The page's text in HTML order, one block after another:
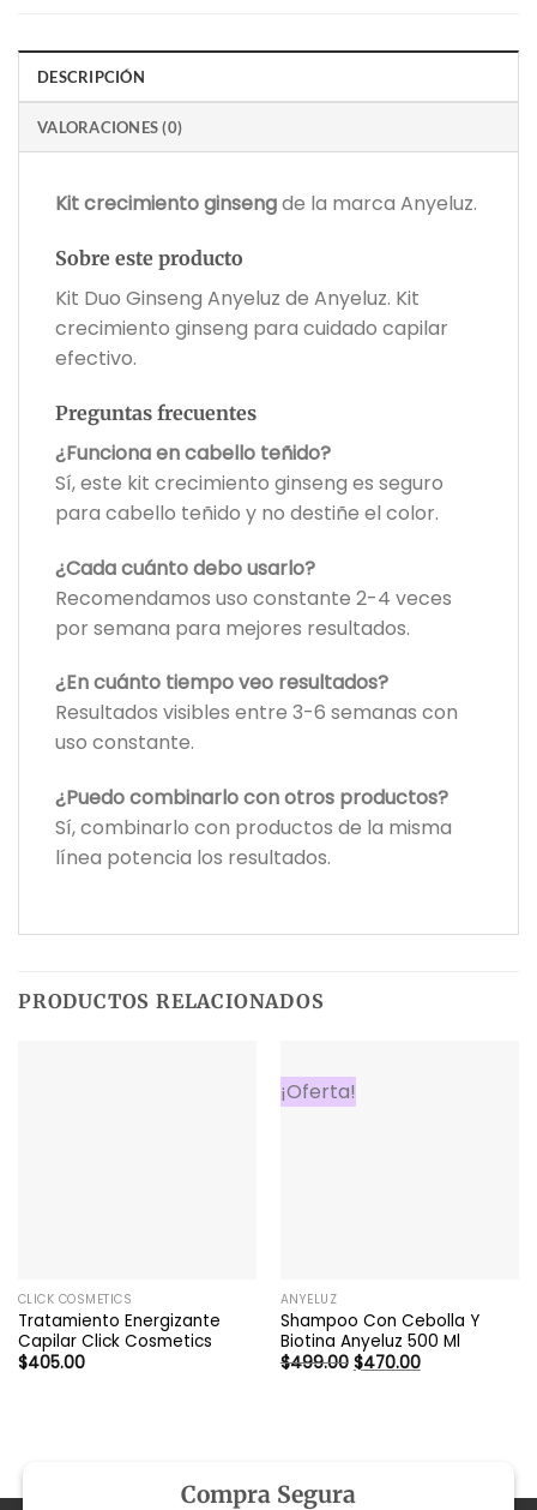
DESCRIPCIÓN
VALORACIONES (0)
Kit crecimiento ginsengde la marca Anyeluz.
Sobre este producto
Kit Duo Ginseng Anyeluz de Anyeluz. Kit
crecimiento ginseng para cuidado capilar
efectivo.
Preguntas frecuentes
¿Funciona en cabello teñido?
Sí, este kit crecimiento ginseng es seguro
para cabello teñido y no destiñe el color.
¿Cada cuánto debo usarlo?
Recomendamos uso constante 2-4 veces
por semana para mejores resultados.
¿En cuánto tiempo veo resultados?
Resultados visibles entre 3-6 semanas con
uso constante.
¿Puedo combinarlo con otros productos?
Sí, combinarlo con productos de la misma
línea potencia los resultados.
PRODUCTOS RELACIONADOS
CLICK COSMETICS
Tratamiento Energizante
Capilar Click Cosmetics
$405.00
¡Oferta!
ANYELUZ
Shampoo Con Cebolla Y
Biotina Anyeluz 500 Ml
$499.00 El
precio
$470.00El
precio
Compra Segura